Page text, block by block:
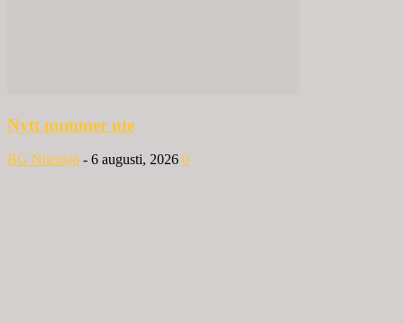
Nytt nummer ute
BG Nilensjö - 6 augusti, 2026 0